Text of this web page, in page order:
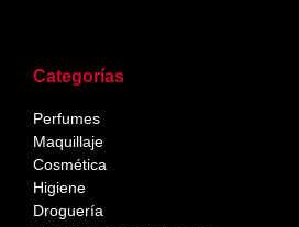
Categorías
Perfumes
Maquillaje
Cosmética
Higiene
Droguería